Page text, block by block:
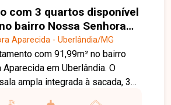
com 3 quartos disponível
bairro Nossa Senhora
Uberlândia-MG.
Aparecida - Uberlândia/MG
com 91,99m² no bairro
em Uberlândia. O
ampla integrada à sacada, 3